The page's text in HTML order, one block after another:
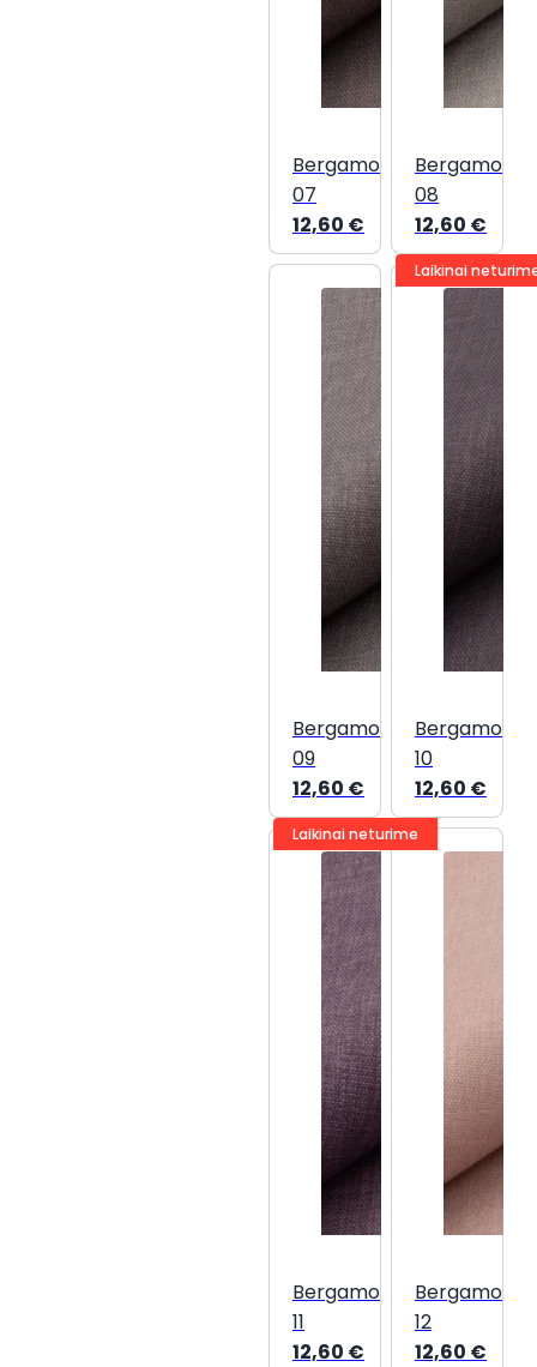
Bergamo
07
12,60 €
Bergamo
08
12,60 €
Laikinai
Bergamo
09
12,60 €
Laikinai neturime
Bergamo
10
12,60 €
Bergamo
11
12,60 €
Bergamo
12
12,60 €